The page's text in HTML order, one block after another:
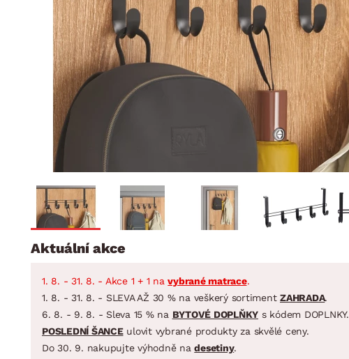
Dětský pokoj
Předsíň, šatna a chodba
Kuchyně
Koupelna
Zahrada
Domácnost
BYTOVÝ TEXTIL
Přikrývky
Polštáře
Koberce
Závěsy a žaluzie
Zobrazit vše
STOLOVÁNÍ A VAŘENÍ
Jídelní servis
Příbory
Hrnce
Zobrazit vše
VELIKONOCE
Koupelnové sestavy
Jídelní sestavy
Zahradní sestavy
Aktuální akce
1. 8. - 31. 8. - Akce 1 + 1 navybrané matrace.
1. 8. - 31. 8. - SLEVA AŽ 30 % na veškerý sortiment ZAHRADA.
6. 8. - 9. 8. - Sleva 15 % na BYTOVÉ DOPLŇKY s kódem DOPLNKY.
POSLEDNÍ ŠANCEulovit vybrané produkty za skvělé ceny.
Do 30. 9. nakupujte výhodně nadesetiny.